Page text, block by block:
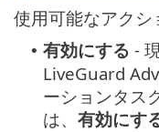
使用可能なアクシ
• 有効にする -
LiveGuard
ーションタス
は、 有効にす